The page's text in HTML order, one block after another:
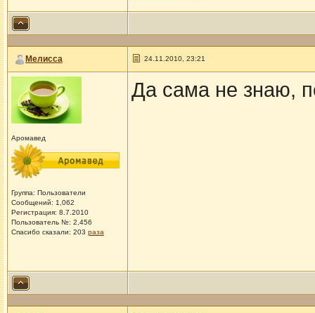
Мелисса 24.11.2010, 23:21
Аромавед
Группа: Пользователи
Сообщений: 1,062
Регистрация: 8.7.2010
Пользователь №: 2,456
Спасибо сказали: 203 раза
Да сама не знаю,